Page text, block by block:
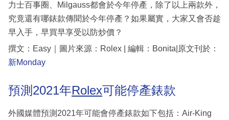
力士百事圈、Milgauss都會於今年停產，除了以上兩款外，
究竟還有哪錶款傳聞於今年停產？如果屬實，大家又會否趁
早入手，早買早享受以防炒價？
撰文：Easy｜圖片來源：Rolex | 編輯：Bonita|原文刊於：
新Monday
預測2021年Rolex可能停產錶款
外國媒體預測2021年可能會停產錶款如下包括：Air-King